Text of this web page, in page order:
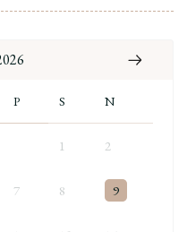
P S N
1 2
7 8 9